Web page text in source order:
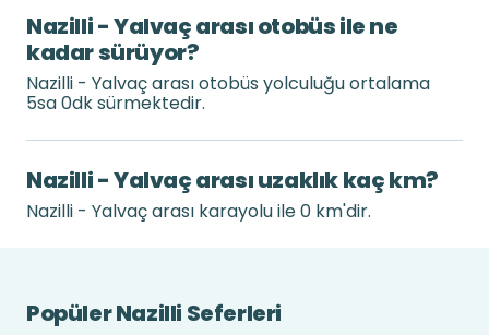
Nazilli - Yalvaç arası otobüs ile ne
kadar sürüyor?
Nazilli - Yalvaç arası otobüs yolculuğu ortalama
5sa 0dk sürmektedir.
Nazilli - Yalvaç arası uzaklık kaç km?
Nazilli - Yalvaç arası karayolu ile 0 km'dir.
Popüler Nazilli Seferleri